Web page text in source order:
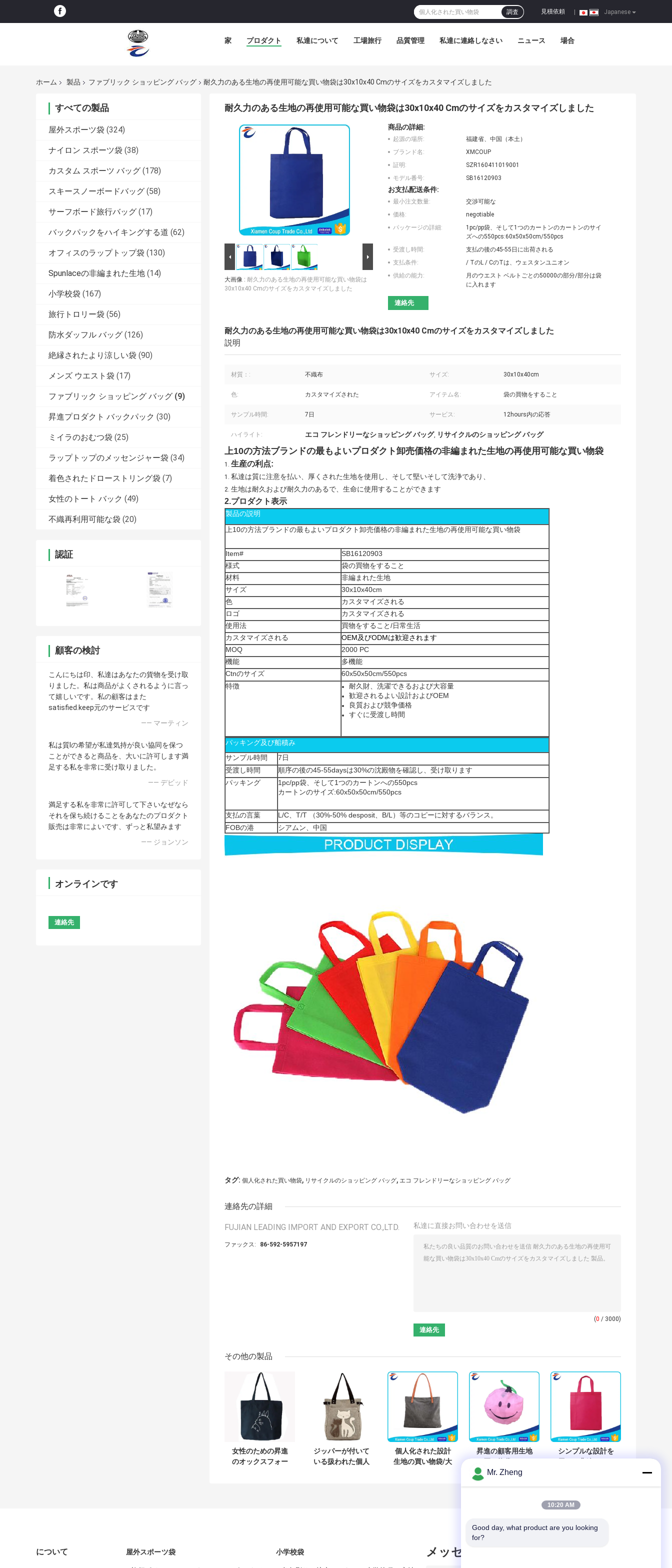
Japanese
見積依頼
調査
家 プロダクト 私達について 工場旅行 品質管理 私達に連絡しなさい ニュース 場合
ホーム 製品 ファブリック ショッピング バッグ 耐久力のある生地の再使用可能な買い物袋は30x10x40 Cmのサイズをカスタマイズしました
すべての製品
屋外スポーツ袋 (324)
ナイロン スポーツ袋 (38)
カスタム スポーツ バッグ (178)
スキースノーボードバッグ (58)
サーフボード旅行バッグ (17)
バックパックをハイキングする道 (62)
オフィスのラップトップ袋 (130)
Spunlaceの非編まれた生地 (14)
小学校袋 (167)
旅行トロリー袋 (56)
防水ダッフル バッグ (126)
絶縁されたより涼しい袋 (90)
メンズ ウエスト袋 (17)
ファブリック ショッピング バッグ (9)
昇進プロダクト バックパック (30)
ミイラのおむつ袋 (25)
ラップトップのメッセンジャー袋 (34)
着色されたドローストリング袋 (7)
女性のトート バック (49)
不織再利用可能な袋 (20)
認証
顧客の検討
こんにちは印、私達はあなたの貨物を受け取
りました。私は商品がよくされるように言っ
て嬉しいです。私の顧客はまた
satisfied.keep元のサービスです
—— マーティン
私は質Iの希望が私達気持が良い協同を保つ
ことができると商品を、大いに許可します満
足する私を非常に受け取りました。
—— デビッド
満足する私を非常に許可して下さいなぜなら
それを保ち続けることをあなたのプロダクト
販売は非常によいです、ずっと私望みます
—— ジョンソン
オンラインです
耐久力のある生地の再使用可能な買い物袋は30x10x40 Cmのサイズをカスタマイズしました
大画像 : 耐久力のある生地の再使用可能な買い物袋は
30x10x40 Cmのサイズをカスタマイズしました
商品の詳細:
起源の場所:
福建省、中国（本土）
ブランド名:
XMCOUP
証明:
SZR160411019001
モデル番号:
SB16120903
お支払配送条件:
最小注文数量:
交渉可能な
価格:
negotiable
パッケージの詳細:
1pc/pp袋、そして1つのカートンのカートンのサイ
ズへの550pcs:60x50x50cm/550pcs
受渡し時間:
支払の後の45-55日に出荷される
支払条件:
/ TのL / CのTは、ウェスタンユニオン
供給の能力:
月のウエスト ベルトごとの50000の部分/部分は袋
に入れます
連絡先
耐久力のある生地の再使用可能な買い物袋は30x10x40 Cmのサイズをカスタマイズしました
説明
材質：: 不織布 サイズ: 30x10x40cm
色: カスタマイズされた アイテム名: 袋の買物をすること
サンプル時間: 7日 サービス: 12hours内の応答
ハイライト: エコ フレンドリーなショッピング バッグ, リサイクルのショッピング バッグ
上10の方法ブランドの最もよいプロダクト卸売価格の非編まれた生地の再使用可能な買い物袋
1. 生産の利点:
1. 私達は質に注意を払い、厚くされた生地を使用し、そして堅いそして洗浄であり、
2. 生地は耐久および耐久力のあるで、生命に使用することができます
2.プロダクト表示
製品の説明
上10の方法ブランドの最もよいプロダクト卸売価格の非編まれた生地の再使用可能な買い物袋
Item#
SB16120903
様式
袋の買物をすること
材料
非編まれた生地
サイズ
30x10x40cm
色
カスタマイズされる
ロゴ
カスタマイズされる
使用法
買物をすること/日常生活
カスタマイズされる
OEM及びODMは歓迎されます
MOQ
2000 PC
機能
多機能
Ctnのサイズ
60x50x50cm/550pcs
特徴
耐久財、洗濯できるおよび大容量
歓迎されるよい設計およびOEM
良質および競争価格
すぐに受渡し時間
パッキング及び船積み
サンプル時間
7日
受渡し時間
順序の後の45-55daysは30%の沈殿物を確認し、受け取ります
パッキング
1pc/pp袋、そして1つのカートンへの550pcs
カートンのサイズ:60x50x50cm/550pcs
支払の言葉
L/C、T/T （30%-50% desposit、B/L）等のコピーに対するバランス。
FOBの港
シアムン、中国
タグ: 個人化された買い物袋, リサイクルのショッピング バッグ, エコ フレンドリーなショッピング バッグ
連絡先の詳細
FUJIAN LEADING IMPORT AND EXPORT CO.,LTD.
ファックス: 86-592-5957197
私達に直接お問い合わせを送信
(0 / 3000)
その他の製品
女性のための昇進
のオックスフォー
ジッパーが付いて
いる扱われた個人
個人化された設計
生地の買い物袋/大
昇進の顧客用生地
いくにこやかな表
シンプルな設計を
について 屋外スポーツ袋 小学校袋 メッセージ
Mr. Zheng
10:20 AM
Good day, what product are you looking
for?